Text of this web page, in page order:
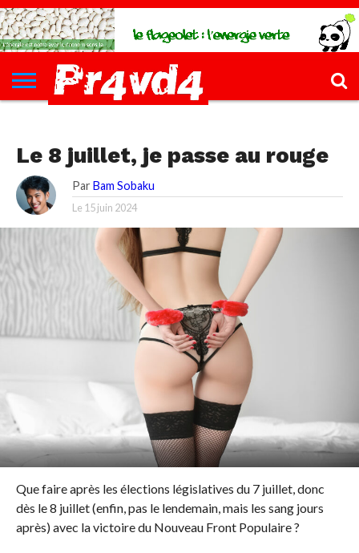
L’INFØ
PØLITIQUE
ECONØMIE
КULTURE
SANTÉ
FILLETTE
FORMATIONS
CONTACT
Le 8 juillet, je passe au rouge
Par Bam Sobaku
Le 15 juin 2024
Que faire après les élections législatives du 7 juillet, donc
dès le 8 juillet (enfin, pas le lendemain, mais les sang jours
après) avec la victoire du Nouveau Front Populaire ?